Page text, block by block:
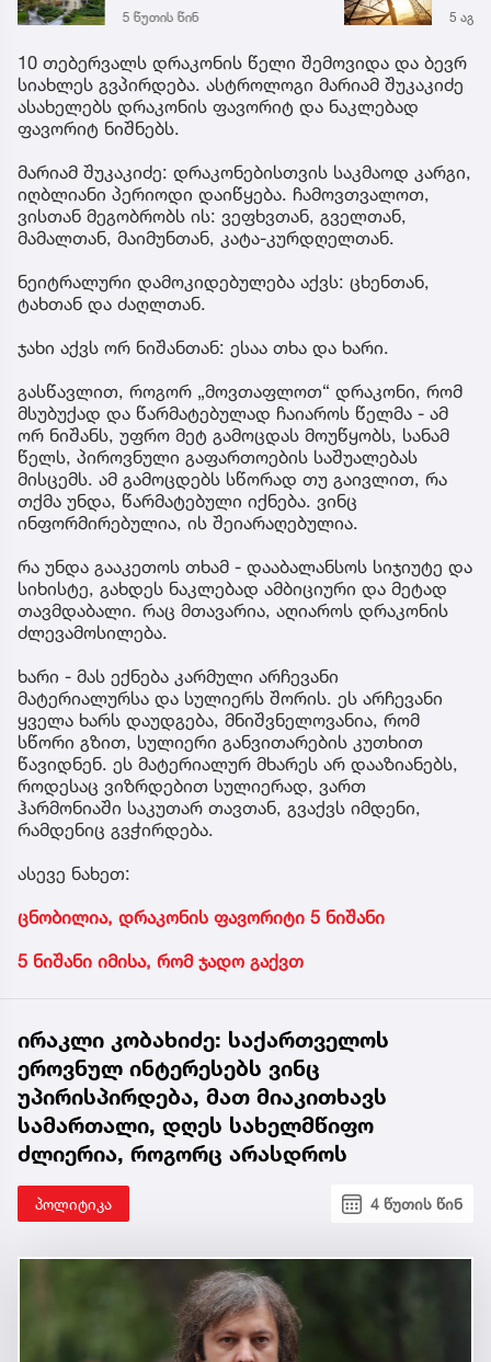
სპეციალურ განცხადებას
ავრცელებს
5 აგვ 17:51 10:58
10 თებერვალს დრაკონის წელი შემოვიდა და ბევრ
სიახლეს გვპირდება. ასტროლოგი მარიამ შუკაკიძე
ასახელებს დრაკონის ფავორიტ და ნაკლებად
ფავორიტ ნიშნებს.
მარიამ შუკაკიძე: დრაკონებისთვის საკმაოდ კარგი,
იღბლიანი პერიოდი დაიწყება. ჩამოვთვალოთ,
ვისთან მეგობრობს ის: ვეფხვთან, გველთან,
მამალთან, მაიმუნთან, კატა-კურდღელთან.
ნეიტრალური დამოკიდებულება აქვს: ცხენთან,
ტახთან და ძაღლთან.
ჯახი აქვს ორ ნიშანთან: ესაა თხა და ხარი.
გასწავლით, როგორ „მოვთაფლოთ“ დრაკონი, რომ
მსუბუქად და წარმატებულად ჩაიაროს წელმა - ამ
ორ ნიშანს, უფრო მეტ გამოცდას მოუწყობს, სანამ
წელს, პიროვნული გაფართოების საშუალებას
მისცემს. ამ გამოცდებს სწორად თუ გაივლით, რა
თქმა უნდა, წარმატებული იქნება. ვინც
ინფორმირებულია, ის შეიარაღებულია.
რა უნდა გააკეთოს თხამ - დააბალანსოს სიჯიუტე და
სიხისტე, გახდეს ნაკლებად ამბიციური და მეტად
თავმდაბალი. რაც მთავარია, აღიაროს დრაკონის
ძლევამოსილება.
ხარი - მას ექნება კარმული არჩევანი
მატერიალურსა და სულიერს შორის. ეს არჩევანი
ყველა ხარს დაუდგება, მნიშვნელოვანია, რომ
სწორი გზით, სულიერი განვითარების კუთხით
წავიდნენ. ეს მატერიალურ მხარეს არ დააზიანებს,
როდესაც ვიზრდებით სულიერად, ვართ
ჰარმონიაში საკუთარ თავთან, გვაქვს იმდენი,
რამდენიც გვჭირდება.
ასევე ნახეთ:
ცნობილია, დრაკონის ფავორიტი 5 ნიშანი
5 ნიშანი იმისა, რომ ჯადო გაქვთ
ირაკლი კობახიძე: საქართველოს
ეროვნულ ინტერესებს ვინც
უპირისპირდება, მათ მიაკითხავს
სამართალი, დღეს სახელმწიფო
ძლიერია, როგორც არასდროს
პოლიტიკა 4 წუთის წინ